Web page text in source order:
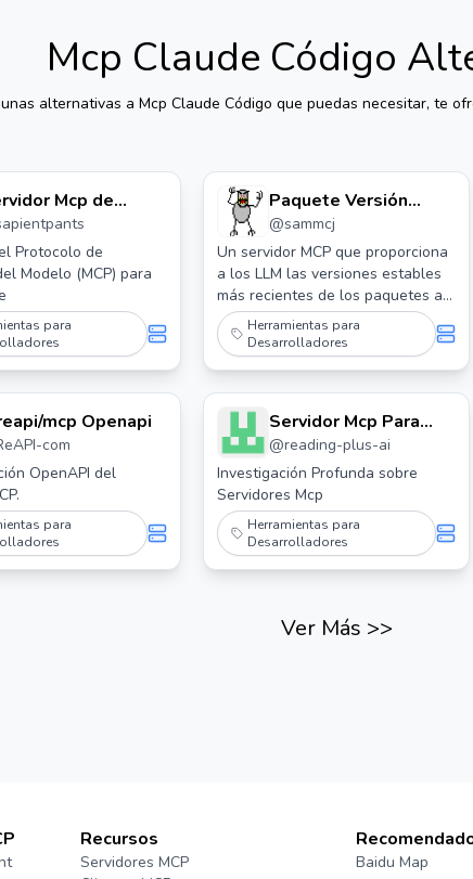
Mcp Claude Código
alternativas a Mcp Claude Código que puedas necesitar, te
Mcp de
Protocolo de
Modelo (MCP) para
para
Paquete Versión
Servidor Mcp
@sammcj
Un servidor MCP que proporciona
a los LLM las versiones estables
más recientes de los paquetes al
programar.
Herramientas para
Desarrolladores
mcp Openapi
com
OpenAPI del
para
Servidor Mcp Para
Investigación
Profunda
@reading-plus-ai
Investigación Profunda sobre
Servidores Mcp
Herramientas para
Desarrolladores
Ver Más >>
Recursos
Servidores MCP
Baidu Map